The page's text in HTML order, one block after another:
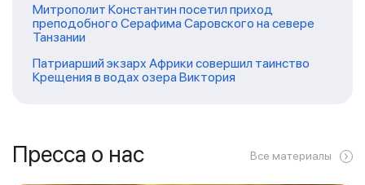
Митрополит Константин посетил приход
преподобного Серафима Саровского на севере
Танзании
Патриарший экзарх Африки совершил таинство
Крещения в водах озера Виктория
Пресса о нас Все материалы